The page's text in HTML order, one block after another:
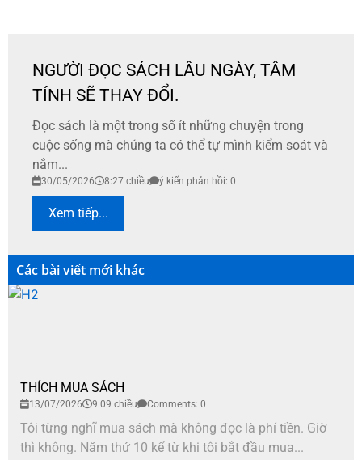
NGƯỜI ĐỌC SÁCH LÂU NGÀY, TÂM
TÍNH SẼ THAY ĐỔI.
Đọc sách là một trong số ít những chuyện trong
cuộc sống mà chúng ta có thể tự mình kiểm soát và
nắm...
30/05/2026 8:27 chiều ý kiến phản hồi: 0
Xem tiếp...
Các bài viết mới khác
THÍCH MUA SÁCH
13/07/2026 9:09 chiều Comments: 0
Tôi từng nghĩ mua sách mà không đọc là phí tiền. Giờ
thì không. Năm thứ 10 kể từ khi tôi bắt đầu mua...